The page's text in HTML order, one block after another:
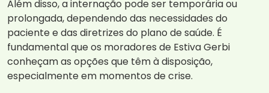
Além disso, a internação pode ser temporária ou
prolongada, dependendo das necessidades do
paciente e das diretrizes do plano de saúde. É
fundamental que os moradores de Estiva Gerbi
conheçam as opções que têm à disposição,
especialmente em momentos de crise.